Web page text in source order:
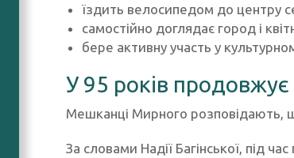
їздить велосипедом до центру
самостійно доглядає город і
бере активну участь у
У 95 років
Мешканці Мирного розповідають,
За словами Надії Багінської, під